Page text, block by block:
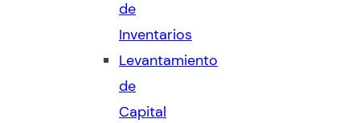
de
Inventarios
Levantamiento
de
Capital